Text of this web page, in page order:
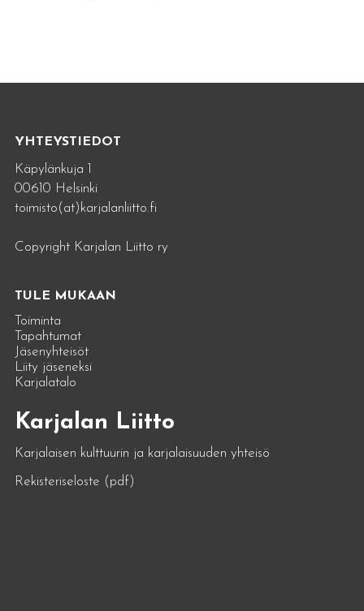
YHTEYSTIEDOT
Käpylänkuja 1
00610 Helsinki
toimisto(at)karjalanliitto.fi
Copyright Karjalan Liitto ry
TULE MUKAAN
Toiminta
Tapahtumat
Jäsenyhteisöt
Liity jäseneksi
Karjalatalo
Karjalan Liitto
Karjalaisen kulttuurin ja karjalaisuuden yhteisö
Rekisteriseloste (pdf)